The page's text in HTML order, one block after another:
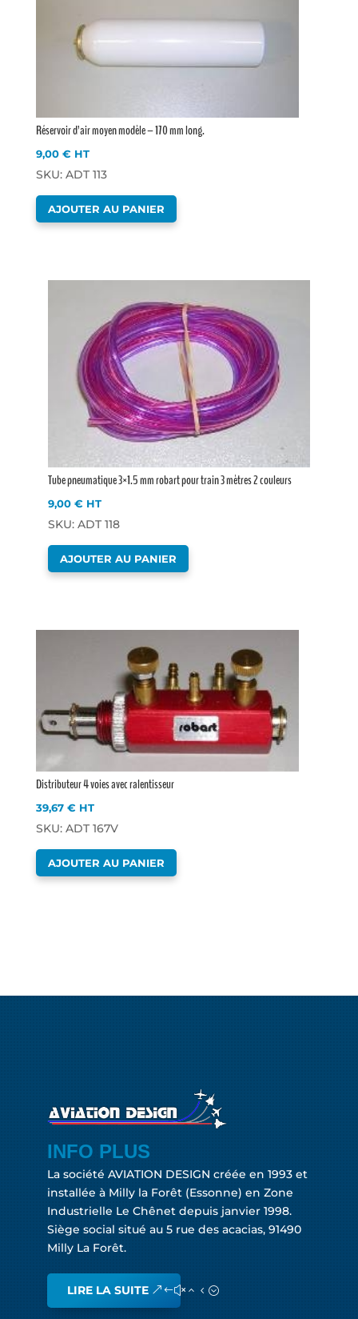
Réservoir d’air moyen modèle – 170 mm long.
9,00€ HT
SKU: ADT 113
AJOUTER AU PANIER
Tube pneumatique 3×1.5 mm robart pour train 3 mètres 2 couleurs
9,00 € HT
SKU: ADT 118
AJOUTER AU PANIER
Distributeur 4 voies avec ralentisseur
39,67€ HT
SKU: ADT 167V
AJOUTER AU PANIER
INFO PLUS
La société AVIATION DESIGN créée en 1993 et
installée à Milly la Forêt (Essonne) en Zone
Industrielle Le Chênet depuis janvier 1998.
Siège social situé au 5 rue des acacias, 91490
Milly La Forêt.
LIRE LA SUITE